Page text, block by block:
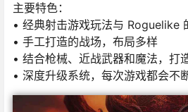
主要特色：
• 经典射击游戏玩法与 Roguelike
• 手工打造的战场，布局多样
• 结合枪械、近战武器和魔法，打
• 深度升级系统，每次游戏都会不